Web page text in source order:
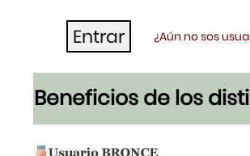
¿Aún no sos
Beneficios de los